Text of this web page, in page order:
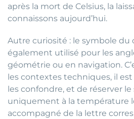
après la mort de Celsius, la
connaissons aujourd’hui.
Autre curiosité : le symbole du
également utilisé pour les
géométrie ou en navigation.
les contextes techniques, il
les confondre, et de réserver le
uniquement à la température
accompagné de la lettre